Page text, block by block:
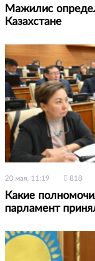
Мажилис
Казахстане
20 мая, 11:19 818
Какие
парламент